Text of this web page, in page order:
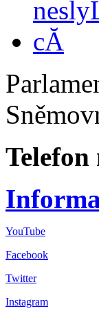
YouTube
Facebook
Twitter
Instagram